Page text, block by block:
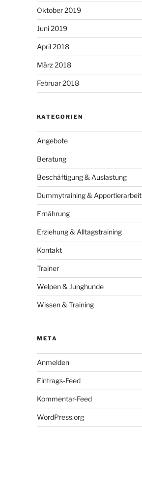
Oktober 2019
Juni 2019
April 2018
März 2018
Februar 2018
KATEGORIEN
Angebote
Beratung
Beschäftigung & Auslastung
Dummytraining & Apportierarbeit
Ernährung
Erziehung & Alltagstraining
Kontakt
Trainer
Welpen & Junghunde
Wissen & Training
META
Anmelden
Eintrags-Feed
Kommentar-Feed
WordPress.org